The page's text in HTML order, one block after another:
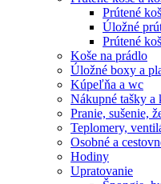
Prútené
Úložné
Prútené
Koše na prádlo
Úložné boxy a
Kúpeľňa a wc
Nákupné tašky a
Pranie, sušenie,
Teplomery,
Osobné a
Hodiny
Upratovanie